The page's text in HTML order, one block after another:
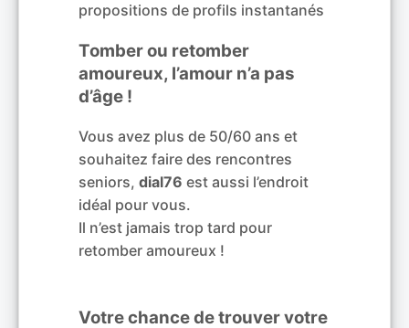
propositions de profils instantanés
Tomber ou retomber
amoureux, l’amour n’a pas
d’âge !
Vous avez plus de 50/60 ans et
souhaitez faire des rencontres
seniors, dial76 est aussi l’endroit
idéal pour vous.
Il n’est jamais trop tard pour
retomber amoureux !
Votre chance de trouver votre